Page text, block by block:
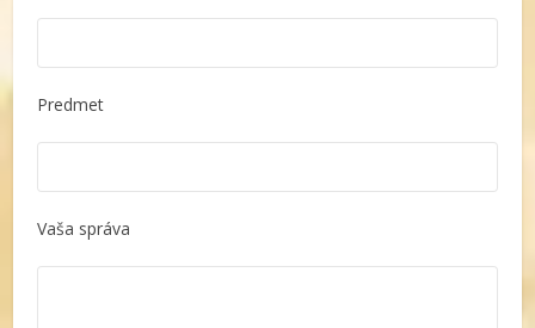
Predmet
Vaša správa